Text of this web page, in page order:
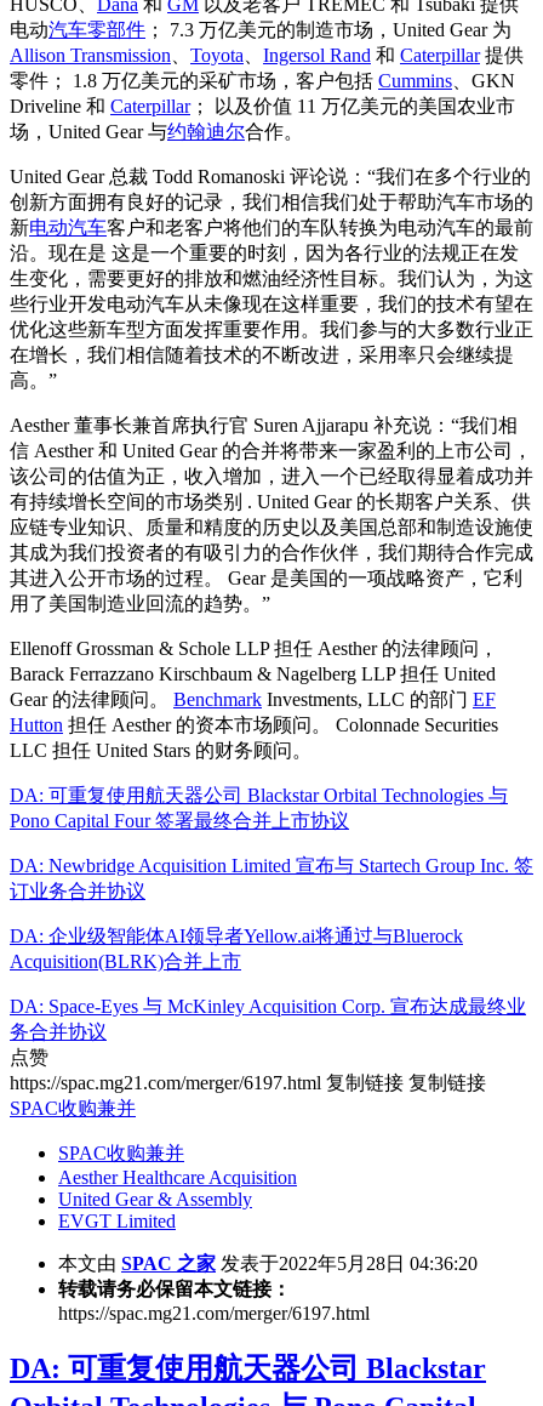
电动汽车零部件 ； 7.3 万亿美元的制造市场，United Gear 为
Allison Transmission
Toyota Ingersol Rand 和 Caterpillar提供
零件； 1.8 万亿美元的采矿市场，客户包括 Cummins 、GKN
Driveline 和 Caterpillar； 以及价值 11 万亿美元的美国农业市
场，United Gear 与约翰迪尔合作。
United Gear 总裁 Todd Romanoski 评论说：“我们在多个行业的
创新方面拥有良好的记录，我们相信我们处于帮助汽车市场的
新电动汽车客户和老客户将他们的车队转换为电动汽车的最前
沿。现在是 这是一个重要的时刻，因为各行业的法规正在发
生变化，需要更好的排放和燃油经济性目标。我们认为，为这
些行业开发电动汽车从未像现在这样重要，我们的技术有望在
优化这些新车型方面发挥重要作用。我们参与的大多数行业正
在增长，我们相信随着技术的不断改进，采用率只会继续提
高。”
Aesther 董事长兼首席执行官 Suren Ajjarapu 补充说：“我们相
信 Aesther 和 United Gear 的合并将带来一家盈利的上市公司，
该公司的估值为正，收入增加，进入一个已经取得显着成功并
有持续增长空间的市场类别 . United Gear 的长期客户关系、供
应链专业知识、质量和精度的历史以及美国总部和制造设施使
其成为我们投资者的有吸引力的合作伙伴，我们期待合作完成
其进入公开市场的过程。 Gear 是美国的一项战略资产，它利
用了美国制造业回流的趋势。”
Ellenoff Grossman & Schole LLP 担任 Aesther 的法律顾问，
Barack Ferrazzano Kirschbaum & Nagelberg LLP 担任 United
Gear 的法律顾问。 Benchmark Investments, LLC 的部门 EF
Hutton 担任 Aesther 的资本市场顾问。 Colonnade Securities
LLC 担任 United Stars 的财务顾问。
DA: 可重复使用航天器公司 Blackstar Orbital Technologies 与
Pono Capital Four 签署最终合并上市协议
DA: Newbridge Acquisition Limited 宣布与 Startech Group Inc. 签
订业务合并协议
DA: 企业级智能体AI领导者Yellow.ai将通过与Bluerock
Acquisition(BLRK)合并上市
DA: Space-Eyes 与 McKinley Acquisition Corp. 宣布达成最终业
务合并协议
点赞
https://spac.mg21.com/merger/6197.html 复制链接 复制链接
SPAC收购兼并
SPAC收购兼并
Aesther Healthcare Acquisition
United Gear & Assembly
EVGT Limited
本文由 SPAC 之家 发表于2022年5月28日 04:36:20
转载请务必保留本文链接：
https://spac.mg21.com/merger/6197.html
DA: 可重复使用航天器公司 Blackstar